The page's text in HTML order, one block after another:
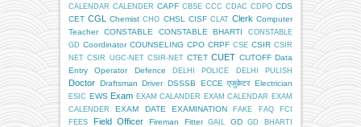
CALENDAR CALENDER CAPF CBSE CCC CDAC CDPO CDS
CET CGL Chemist CHO CHSL CISF CLAT Clerk Computer
Teacher
CONSTABLE CONSTABLE BHARTI
CONSTABLE
GD Coordinator COUNSELING CPO CRPF CSE CSIR CSIR
NET CSIR UGC-NET CSIR-NET CTET CUET CUTOFF Data
Entry Operator
Defence DELHI POLICE DELHI PULISH
Doctor Draftsman Driver DSSSB ECCE एजुकेटर Electrician
ESIC EWS Exam EXAM CALANDER EXAM CALENDAR EXAM
CALENDER
EXAM DATE EXAMINATION FAKE FAQ
FCI
FEES
Field Officer Fireman Fitter GAIL GD GD BHARTI